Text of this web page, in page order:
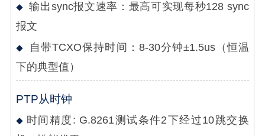
输出sync报文速率：最高可实现每秒128 sync
报文
自带TCXO保持时间：8-30分钟±1.5us（恒温
下的典型值）
PTP从时钟
时间精度: G.8261测试条件2下经过10跳交换